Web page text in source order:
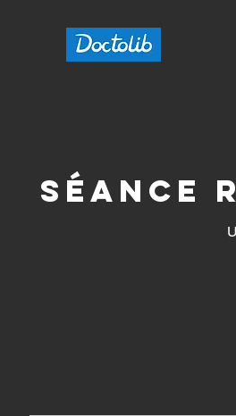
Séance